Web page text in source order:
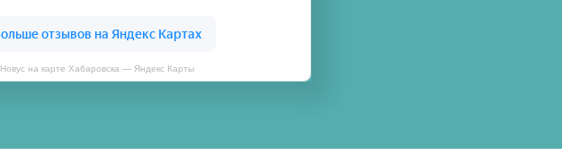
Новус на карте Хабаровска — Яндекс Карты